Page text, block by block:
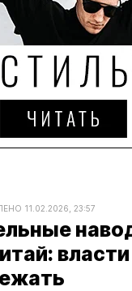
11.02.2026, 23:57